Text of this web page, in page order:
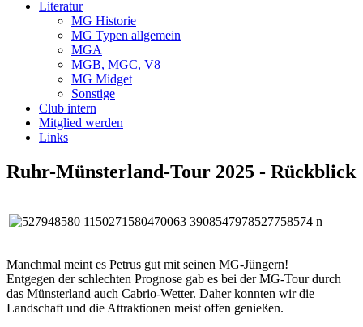
Literatur
MG Historie
MG Typen allgemein
MGA
MGB, MGC, V8
MG Midget
Sonstige
Club intern
Mitglied werden
Links
Ruhr-Münsterland-Tour 2025 - Rückblick
Manchmal meint es Petrus gut mit seinen MG-Jüngern!
Entgegen der schlechten Prognose gab es bei der MG-Tour durch
das Münsterland auch Cabrio-Wetter. Daher konnten wir die
Landschaft und die Attraktionen meist offen genießen.